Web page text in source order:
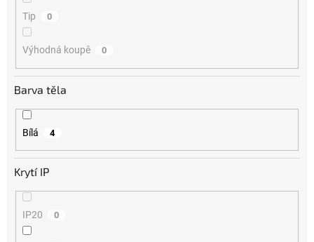
Tip 0
Výhodná koupě 0
Barva těla
Bílá 4
Krytí IP
IP20 0